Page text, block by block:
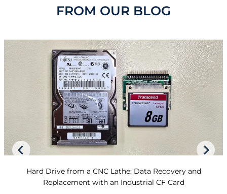
FROM OUR BLOG
Hard Drive from a CNC Lathe: Data Recovery and
Replacement with an Industrial CF Card